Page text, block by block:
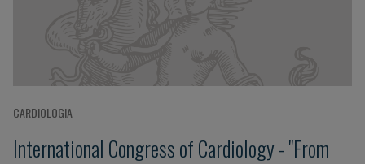
CARDIOLOGIA
International Congress of Cardiology - "From